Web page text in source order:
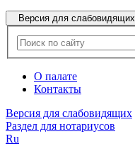
Версия для слабовидящих
О палате
Контакты
Версия для слабовидящих
Раздел для нотариусов
Ru